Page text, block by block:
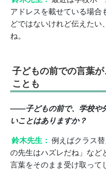
アドレスを載せている場合
どではないけれど伝えたい
ね。
子どもの前での言葉
ことも
――子どもの前で、学校や
いことはありますか？
鈴木先生： 例えばクラス
の先生はハズレだね」など
言葉をそのまま受け取って